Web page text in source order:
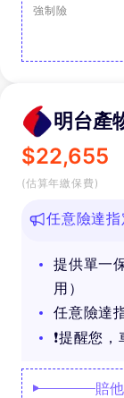
強制險
明台產
$22,655
(估算年繳保費)
任意險達
提供單一
用）
任意險達
❗提醒您
賠